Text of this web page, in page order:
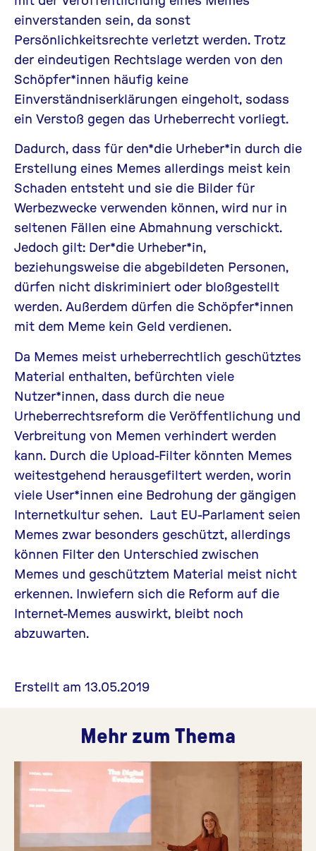
einverstanden sein, da sonst
Persönlichkeitsrechte verletzt werden. Trotz
der eindeutigen Rechtslage werden von den
Schöpfer*innen häufig keine
Einverständniserklärungen eingeholt, sodass
ein Verstoß gegen das Urheberrecht vorliegt.
Dadurch, dass für den*die Urheber*in durch die
Erstellung eines Memes allerdings meist kein
Schaden entsteht und sie die Bilder für
Werbezwecke verwenden können, wird nur in
seltenen Fällen eine Abmahnung verschickt.
Jedoch gilt: Der*die Urheber*in,
beziehungsweise die abgebildeten Personen,
dürfen nicht diskriminiert oder bloßgestellt
werden. Außerdem dürfen die Schöpfer*innen
mit dem Meme kein Geld verdienen.
Da Memes meist urheberrechtlich geschütztes
Material enthalten, befürchten viele
Nutzer*innen, dass durch die neue
Urheberrechtsreform die Veröffentlichung und
Verbreitung von Memen verhindert werden
kann. Durch die Upload-Filter könnten Memes
weitestgehend herausgefiltert werden, worin
viele User*innen eine Bedrohung der gängigen
Internetkultur sehen. Laut EU-Parlament seien
Memes zwar besonders geschützt, allerdings
können Filter den Unterschied zwischen
Memes und geschütztem Material meist nicht
erkennen. Inwiefern sich die Reform auf die
Internet-Memes auswirkt, bleibt noch
abzuwarten.
Erstellt am 13.05.2019
Mehr zum Thema